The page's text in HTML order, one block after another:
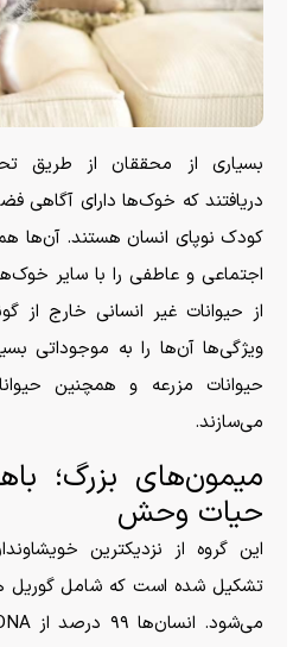
بسیاری از محققان از طریق
دریافتند که خوک‌ها دارای آگاهی
کودک نوپای انسان هستند. آن‌ها
اجتماعی و عاطفی را با سایر
از حیوانات غیر انسانی خارج از
ویژگی‌ها آن‌ها را به موجوداتی
حیوانات مزرعه و همچنین
می‌سازند.
میمون‌های بزرگ؛
حیات وحش
این گروه از نزدیکترین
تشکیل شده است که شامل گوریل ها،